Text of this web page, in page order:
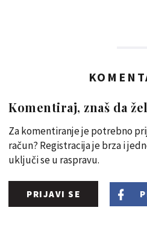
Komentiraj, znaš da
Za komentiranje je potrebno
račun? Registracija je brza i
uključi se u raspravu.
PRIJAVI SE